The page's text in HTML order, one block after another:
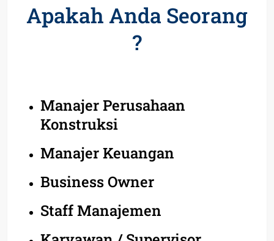
Apakah Anda Seorang
?
Manajer Perusahaan
Konstruksi
Manajer Keuangan
Business Owner
Staff Manajemen